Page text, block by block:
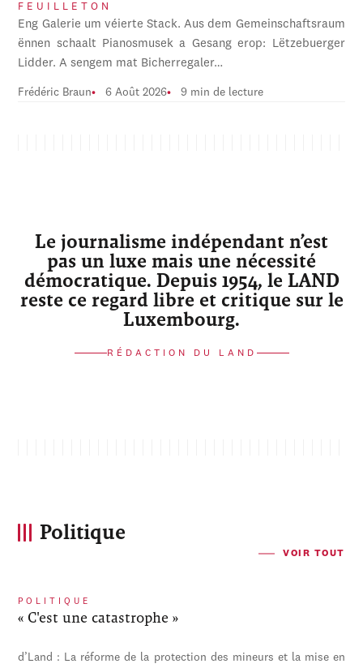
FEUILLETON
Eng Galerie um véierte Stack. Aus dem Gemeinschaftsraum
ënnen schaalt Pianosmusek a Gesang erop: Lëtzebuerger
Lidder. A sengem mat Bicherregaler…
Frédéric Braun 6 Août 2026 9 min de lecture
Le journalisme indépendant n’est
pas un luxe mais une nécessité
démocratique. Depuis 1954, le LAND
reste ce regard libre et critique sur le
Luxembourg.
RÉDACTION DU LAND
Politique
VOIR TOUT
POLITIQUE
« C'est une catastrophe »
d’Land : La réforme de la protection des mineurs et la mise en